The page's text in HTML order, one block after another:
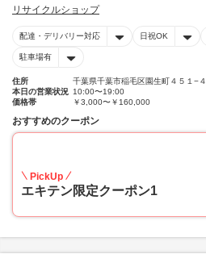
リサイクルショップ
配達・デリバリー対応 日祝OK
駐車場有
住所
千葉県千葉市稲毛区園生町４５１−４
本日の営業状況 10:00〜19:00
価格帯
￥3,000〜￥160,000
おすすめのクーポン
PickUp
エキテン限定クーポン1